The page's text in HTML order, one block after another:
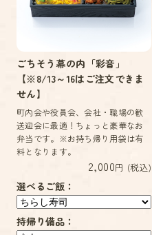
ごちそう幕の内「彩音」
【※8/13～16はご注文できま
せん】
町内会や役員会、会社・職場の歓
送迎会に最適！ちょっと豪華なお
弁当です。※お持ち帰り用袋は有
料となります。
2,000円 (税込)
選べるご飯：
持帰り備品：